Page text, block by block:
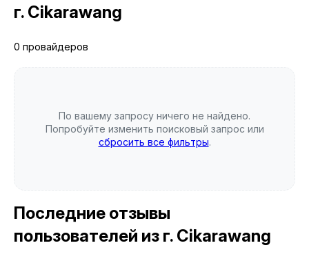
г. Cikarawang
0 провайдеров
По вашему запросу ничего не найдено.
Попробуйте изменить поисковый запрос или
сбросить все фильтры.
Последние отзывы
пользователей из г. Cikarawang